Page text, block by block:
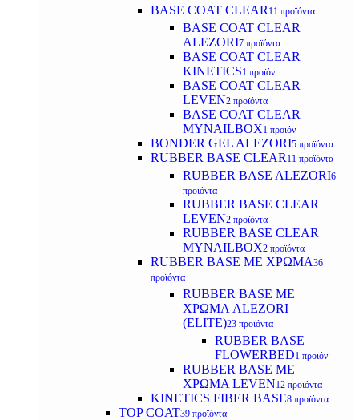
BASE COAT CLEAR 11 προϊόντα
BASE COAT CLEAR
ALEZORI7 προϊόντα
BASE COAT CLEAR
KINETICS1 προϊόν
BASE COAT CLEAR
LEVEN2 προϊόντα
BASE COAT CLEAR
MYNAILBOX1 προϊόν
BONDER GEL ALEZORI5 προϊόντα
RUBBER BASE CLEAR 11 προϊόντα
RUBBER BASE ALEZORI6
προϊόντα
RUBBER BASE CLEAR
LEVEN2 προϊόντα
RUBBER BASE CLEAR
MYNAILBOX2 προϊόντα
RUBBER BASE ΜΕ ΧΡΩΜΑ36
προϊόντα
RUBBER BASE ΜΕ
ΧΡΩΜΑ ALEZORI
(ELITE)23 προϊόντα
RUBBER BASE
FLOWERBED1 προϊόν
RUBBER BASE ΜΕ
ΧΡΩΜΑ LEVEN12 προϊόντα
KINETICS FIBER BASE8 προϊόντα
TOP COAT39 προϊόντα